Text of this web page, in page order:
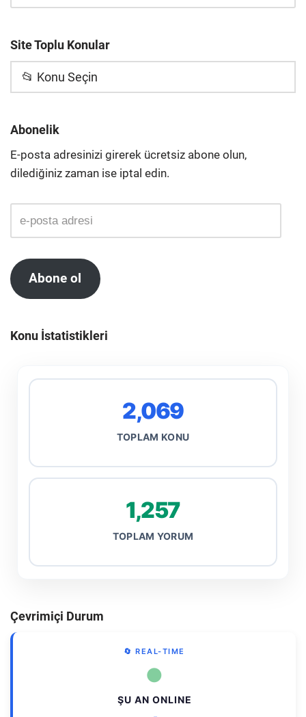
Site Toplu Konular
📂 Konu Seçin
Abonelik
E-posta adresinizi girerek ücretsiz abone olun,
dilediğiniz zaman ise iptal edin.
Abone ol
Konu İstatistikleri
2,069
TOPLAM KONU
1,257
TOPLAM YORUM
Çevrimiçi Durum
🔄 REAL-TIME
●
ŞU AN ONLINE